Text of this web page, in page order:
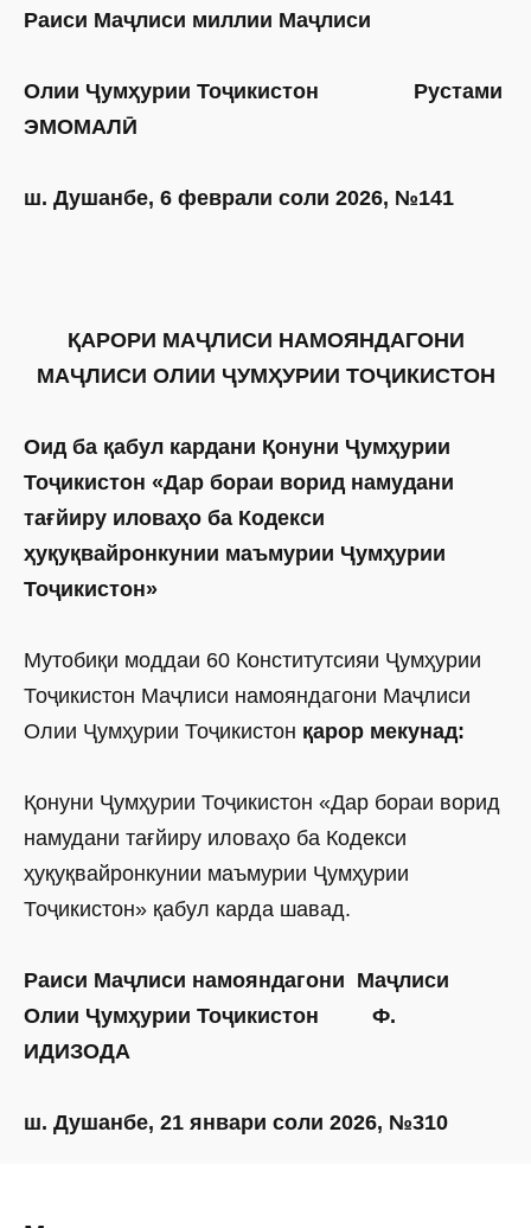
Раиси Маҷлиси миллии Маҷлиси
Олии Ҷумҳурии Тоҷикистон Рустами
ЭМОМАЛӢ
ш. Душанбе, 6 феврали соли 2026, №141
ҚАРОРИ МАҶЛИСИ НАМОЯНДАГОНИ
МАҶЛИСИ ОЛИИ ҶУМҲУРИИ ТОҶИКИСТОН
Оид ба қабул кардани Қонуни Ҷумҳурии
Тоҷикистон «Дар бораи ворид намудани
тағйиру иловаҳо ба Кодекси
ҳуқуқвайронкунии маъмурии Ҷумҳурии
Тоҷикистон»
Мутобиқи моддаи 60 Конститутсияи Ҷумҳурии
Тоҷикистон Маҷлиси намояндагони Маҷлиси
Олии Ҷумҳурии Тоҷикистон қарор мекунад:
Қонуни Ҷумҳурии Тоҷикистон «Дар бораи ворид
намудани тағйиру иловаҳо ба Кодекси
ҳуқуқвайронкунии маъмурии Ҷумҳурии
Тоҷикистон» қабул карда шавад.
Раиси Маҷлиси намояндагони Маҷлиси
Олии Ҷумҳурии Тоҷикистон Ф.
ИДИЗОДА
ш. Душанбе, 21 январи соли 2026, №310